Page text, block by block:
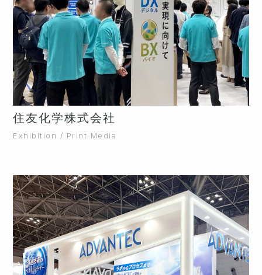
住友化学株式会社
Exhibition / Print Media